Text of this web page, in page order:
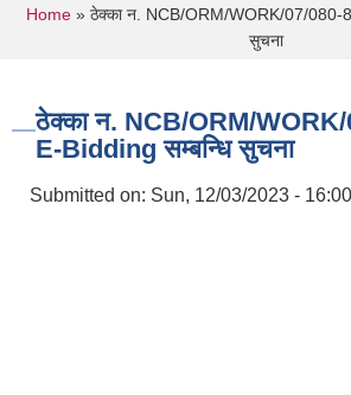
You are here
Home » ठेक्का न. NCB/ORM/WORK/07/080-
सुचना
ठेक्का न. NCB/ORM/
E-Bidding सम्बन्धि सुचना
Submitted on: Sun, 12/03/2023 - 16:00